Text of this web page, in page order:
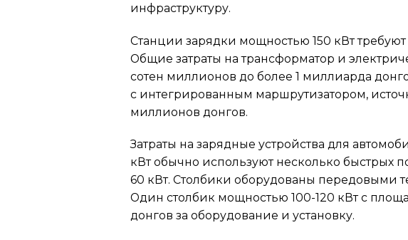
инфраструктуру.
Станции зарядки мощностью 150 кВт
Общие затраты на трансформатор и
сотен миллионов до более 1 миллиарда
с интегрированным маршрутизатором,
миллионов донгов.
Затраты на зарядные устройства для
кВт обычно используют несколько быстрых
60 кВт. Столбики оборудованы передовыми
Один столбик мощностью 100-120 кВт с
донгов за оборудование и установку.